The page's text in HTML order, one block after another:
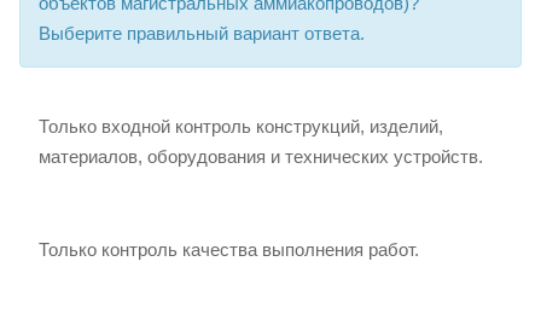
Выберите правильный вариант ответа.
Только входной контроль конструкций, изделий,
материалов, оборудования и технических устройств.
Только контроль качества выполнения работ.